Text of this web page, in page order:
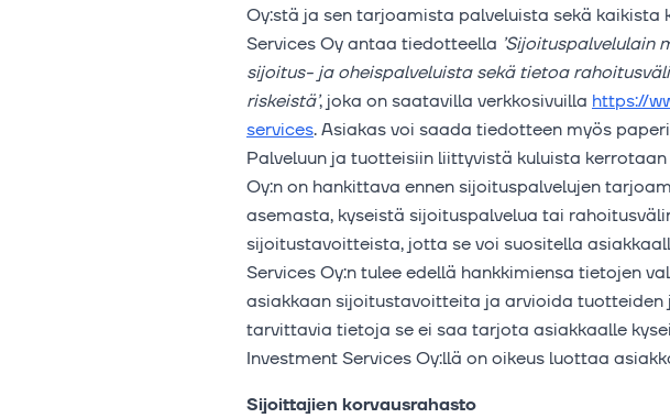
Oy:stä ja sen tarjoamista palveluista sekä
Services Oy antaa tiedotteella ’Sijoituspalvelulain
sijoitus- ja oheispalveluista sekä tietoa
riskeistä’, joka on saatavilla verkkosivuilla https://
services. Asiakas voi saada tiedotteen myös
Palveluun ja tuotteisiin liittyvistä kuluista
Oy:n on hankittava ennen sijoituspalvelujen
asemasta, kyseistä sijoituspalvelua tai
sijoitustavoitteista, jotta se voi suositella
Services Oy:n tulee edellä hankkimiensa tietojen
asiakkaan sijoitustavoitteita ja arvioida tuotteiden
tarvittavia tietoja se ei saa tarjota asiakkaalle
Investment Services Oy:llä on oikeus luottaa
Sijoittajien korvausrahasto